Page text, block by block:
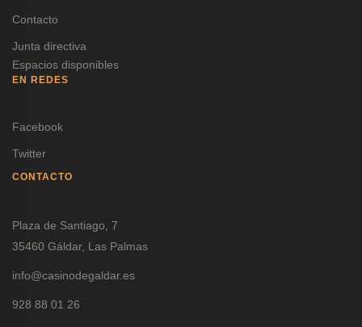
Contacto
Junta directiva
Espacios disponibles
EN REDES
Facebook
Twitter
CONTACTO
Plaza de Santiago, 7
35460 Gáldar, Las Palmas
info@casinodegaldar.es
928 88 01 26